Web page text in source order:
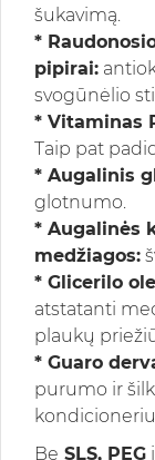
šukavimą.
*
pipirai:
svogūnėlio
* Vitaminas
Taip pat
* Augalinis
glotnumo.
* Augalinės
medžiagos:
* Glicerilo
atstatanti
plaukų
* Guaro
purumo ir
Be SLS, PEG